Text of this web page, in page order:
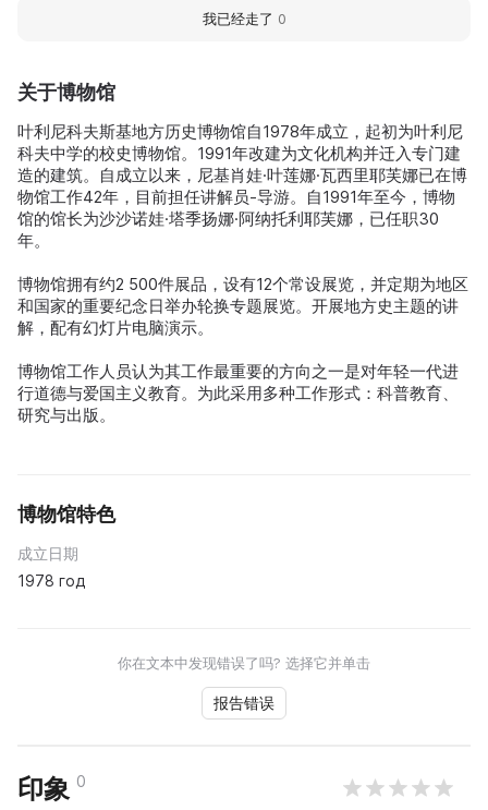
关于博物馆
叶利尼科夫斯基地方历史博物馆自1978年成立，起初为叶利尼
科夫中学的校史博物馆。1991年改建为文化机构并迁入专门建
造的建筑。自成立以来，尼基肖娃·叶莲娜·瓦西里耶芙娜已在博
物馆工作42年，目前担任讲解员-导游。自1991年至今，博物
馆的馆长为沙沙诺娃·塔季扬娜·阿纳托利耶芙娜，已任职30
年。
博物馆拥有约2 500件展品，设有12个常设展览，并定期为地区
和国家的重要纪念日举办轮换专题展览。开展地方史主题的讲
解，配有幻灯片电脑演示。
博物馆工作人员认为其工作最重要的方向之一是对年轻一代进
行道德与爱国主义教育。为此采用多种工作形式：科普教育、
研究与出版。
博物馆特色
成立日期
1978 год
你在文本中发现错误了吗? 选择它并单击
报告错误
印象 0
我已经走了 0